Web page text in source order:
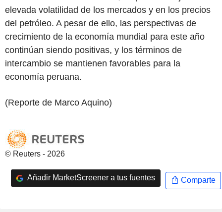
elevada volatilidad de los mercados y en los precios
del petróleo. A pesar de ello, las perspectivas de
crecimiento de la economía mundial para este año
continúan siendo positivas, y los términos de
intercambio se mantienen favorables para la
economía peruana.
(Reporte de Marco Aquino)
© Reuters - 2026
Añadir MarketScreener a tus fuentes Comparte